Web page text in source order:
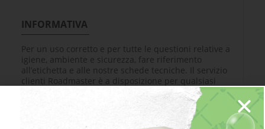
INFORMATIVA
Per un uso corretto e per tutte le questioni relative a
igiene, ambiente e sicurezza, fare riferimento
all’etichetta e alle nostre schede tecniche. Il servizio
clienti Roadmaster è a disposizione per qualsiasi